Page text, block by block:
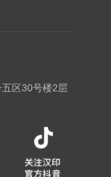
区30号楼2层